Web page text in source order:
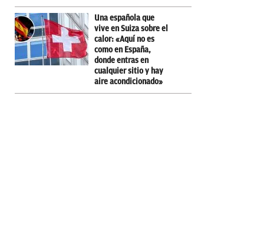
Una española que
vive en Suiza sobre el
calor: «Aquí no es
como en España,
donde entras en
cualquier sitio y hay
aire acondicionado»